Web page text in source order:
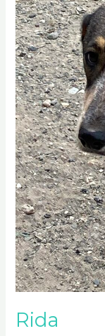
Rida